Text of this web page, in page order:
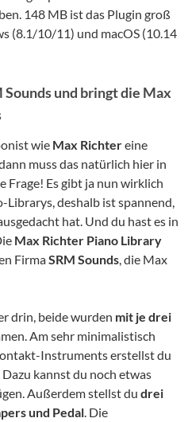
148 MB ist das Plugin groß
(8.1/10/11) und macOS (10.14
und bringt die Max
wie Max Richtereine
muss das natürlich hier in
Frage! Es gibt ja nun wirklich
Librarys, deshalb ist spannend,
hat. Und du hast es in
Max Richter Piano Library
FirmaSRM Sounds, die Max
drin, beide wurden mit je drei
Am sehr minimalistisch
Instruments erstellst du
kannst du noch etwas
Außerdem stellst du drei
und Pedal. Die